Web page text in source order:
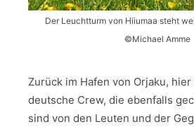
Der Leuchtturm von Hiiumaa steht
©Michael Amme
Zurück im Hafen von Orjaku,
deutsche Crew, die ebenfalls
sind von den Leuten und der